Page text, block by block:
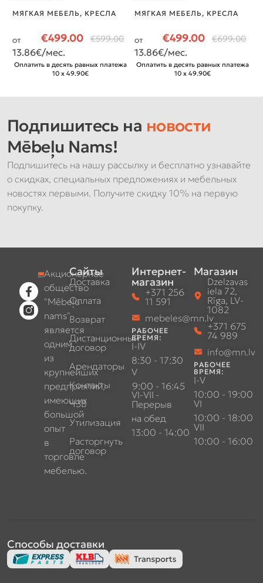
МЯГКАЯ МЕБЕЛЬ, КРЕСЛА
€499.00 €599.00
от
13.86€/мес.
Оплатить в десять равных платежа
10 x 49.90€
МЯГКАЯ МЕБЕЛЬ, КРЕСЛА
€499.00 €699.00
от
13.86€/мес.
Оплатить в десять равных платежа
10 x 49.90€
Подпишитесь на новости
Mēbeļu Nams!
Подпишитесь на нашу рассылку и бесплатно узнавайте
о скидках, специальных предложениях и мебельных
новостях первыми. Получите скидку 10% на первую
покупку.
Акционерное
общество
"Mēbeļu
nams"
является
одним
из
крупнейших
предприятий,
имеющих
большой
опыт
в
торговле
мебелью.
Сайты
Доставка
Оплата
Возврат
Дистанционный
договор
Арендаторы
Контакты
ЧЗВ
Утилизация
Расторгнуть
договор
Интернет-
магазин
+371 256
11 591
mebeles@mn.lv
РАБОЧЕЕ
ВРЕМЯ:
I-IV
8:30 - 17:30
V
9:00 - 16:45
VI-VII -
Перерыв
на обед
13:00 - 14:00
Магазин
Dzelzavas
iela 72,
Rīga, LV-
1082
+371 675
74 989
info@mn.lv
РАБОЧЕЕ
ВРЕМЯ:
I-V
10:00 - 19:00
VI
10:00 - 18:00
VII
10:00 - 16:00
Способы доставки